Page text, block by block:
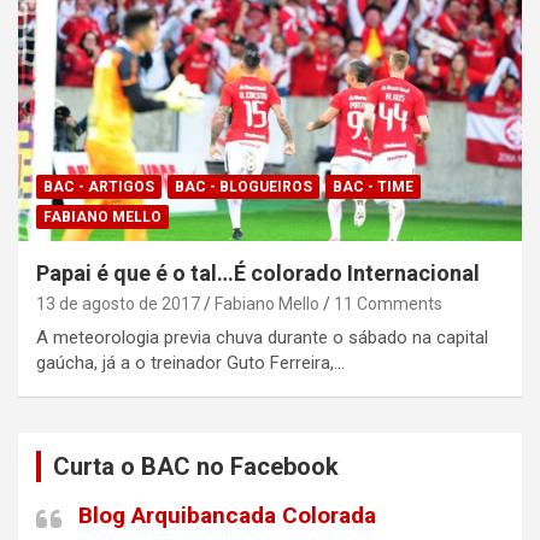
BAC - ARTIGOS BAC - BLOGUEIROS
BAC - TIME
FABIANO MELLO
Papai é que é o tal…É colorado Internacional
13 de agosto de 2017 Fabiano Mello 11 Comments
A meteorologia previa chuva durante o sábado na capital
gaúcha, já a o treinador Guto Ferreira,…
Curta o BAC no Facebook
Blog Arquibancada Colorada